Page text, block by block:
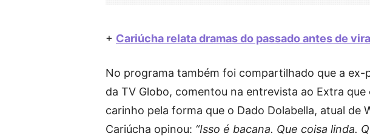
+ Cariúcha relata dramas do passado antes de
No programa também foi compartilhado que a
da TV Globo, comentou na entrevista ao Extra
carinho pela forma que o Dado Dolabella, atual de
Cariúcha opinou: “Isso é bacana. Que coisa linda.